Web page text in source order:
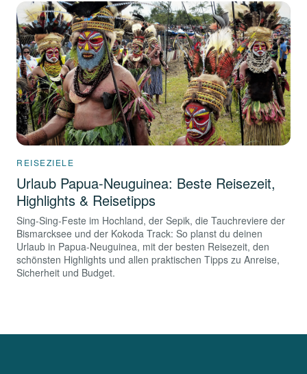
REISEZIELE
Urlaub Papua-Neuguinea: Beste Reisezeit,
Highlights & Reisetipps
Sing-Sing-Feste im Hochland, der Sepik, die Tauchreviere der
Bismarcksee und der Kokoda Track: So planst du deinen
Urlaub in Papua-Neuguinea, mit der besten Reisezeit, den
schönsten Highlights und allen praktischen Tipps zu Anreise,
Sicherheit und Budget.